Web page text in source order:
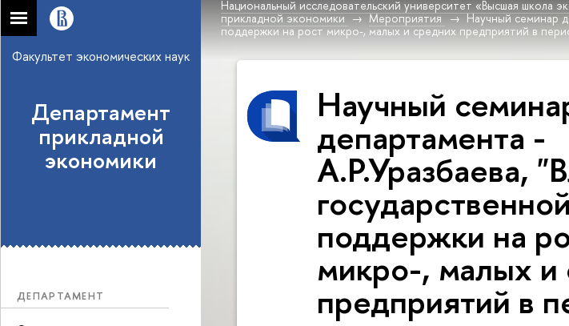
Национальный исследовательский университет «Высшая школа
прикладной экономики
Мероприятия
Научный семинар
поддержки на рост микро-, малых и средних предприятий в
Факультет экономических наук
Департамент
прикладной
экономики
ДЕПАРТАМЕНТ
Научный
департамента -
А.Р.Уразбаева,
государственной
поддержки на
микро-, малых и
предприятий в